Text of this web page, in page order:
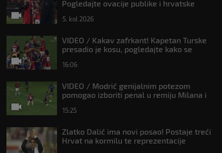
Pogledajte ovacije publike i hrvatske
5. kol 2026
VIDEO / Kakav zafrkant! Kapetan Turske
presadio je kosu, pogledajte kako se
16:06
VIDEO / Modrić genijalnim potezom
pomogao izboriti penal u remiju Milana i
15:25
Zlatko Dalić ima novi posao! Postaje treći
Hrvat na kormilu te reprezentacije